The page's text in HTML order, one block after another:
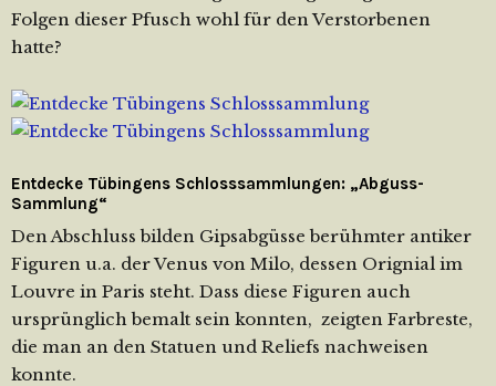
Folgen dieser Pfusch wohl für den Verstorbenen
hatte?
Entdecke Tübingens Schlosssammlungen: „Abguss-
Sammlung“
Den Abschluss bilden Gipsabgüsse berühmter antiker
Figuren u.a. der Venus von Milo, dessen Orignial im
Louvre in Paris steht. Dass diese Figuren auch
ursprünglich bemalt sein konnten, zeigten Farbreste,
die man an den Statuen und Reliefs nachweisen
konnte.